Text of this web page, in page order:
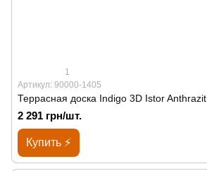
1
Артикул: 90000-1405
Террасная доска Indigo 3D Istor Anthrazit
2 291 грн/шт.
Купить ⚡